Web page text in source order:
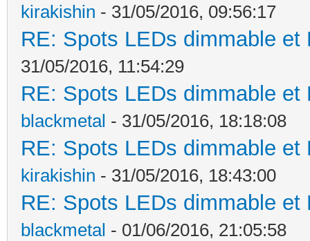
kirakishin - 31/05/2016, 09:56:17
RE: Spots LEDs dimmable
31/05/2016, 11:54:29
RE: Spots LEDs dimmable
blackmetal - 31/05/2016, 18:18:08
RE: Spots LEDs dimmable
kirakishin - 31/05/2016, 18:43:00
RE: Spots LEDs dimmable
blackmetal - 01/06/2016, 21:05:58